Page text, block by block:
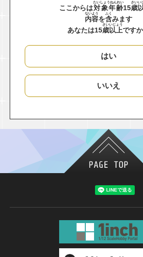
ここからは対象年齢
たいしょうねんれい
15歳
さいい
内容
ないよう
を含
ふく
みます
あなたは15歳
さい
以上
いじょう
です
はい
いいえ